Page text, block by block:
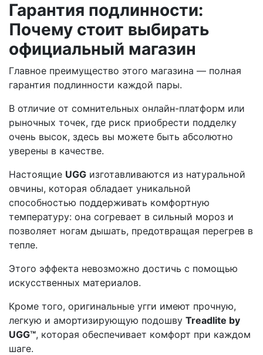
Гарантия подлинности:
Почему стоит выбирать
официальный магазин
Главное преимущество этого магазина — полная
гарантия подлинности каждой пары.
В отличие от сомнительных онлайн-платформ или
рыночных точек, где риск приобрести подделку
очень высок, здесь вы можете быть абсолютно
уверены в качестве.
Настоящие UGG изготавливаются из натуральной
овчины, которая обладает уникальной
способностью поддерживать комфортную
температуру: она согревает в сильный мороз и
позволяет ногам дышать, предотвращая перегрев в
тепле.
Этого эффекта невозможно достичь с помощью
искусственных материалов.
Кроме того, оригинальные угги имеют прочную,
легкую и амортизирующую подошву Treadlite by
UGG™, которая обеспечивает комфорт при каждом
шаге.